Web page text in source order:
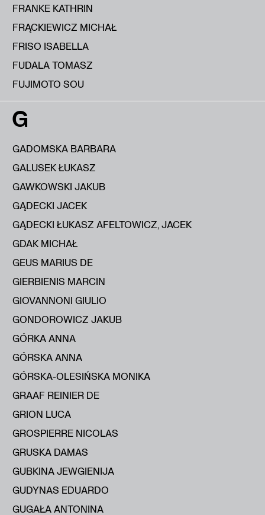
FRANKE KATHRIN
FRĄCKIEWICZ MICHAŁ
FRISO ISABELLA
FUDALA TOMASZ
FUJIMOTO SOU
G
GADOMSKA BARBARA
GALUSEK ŁUKASZ
GAWKOWSKI JAKUB
GĄDECKI JACEK
GĄDECKI ŁUKASZ AFELTOWICZ, JACEK
GDAK MICHAŁ
GEUS MARIUS DE
GIERBIENIS MARCIN
GIOVANNONI GIULIO
GONDOROWICZ JAKUB
GÓRKA ANNA
GÓRSKA ANNA
GÓRSKA-OLESIŃSKA MONIKA
GRAAF REINIER DE
GRION LUCA
GROSPIERRE NICOLAS
GRUSKA DAMAS
GUBKINA JEWGIENIJA
GUDYNAS EDUARDO
GUGAŁA ANTONINA